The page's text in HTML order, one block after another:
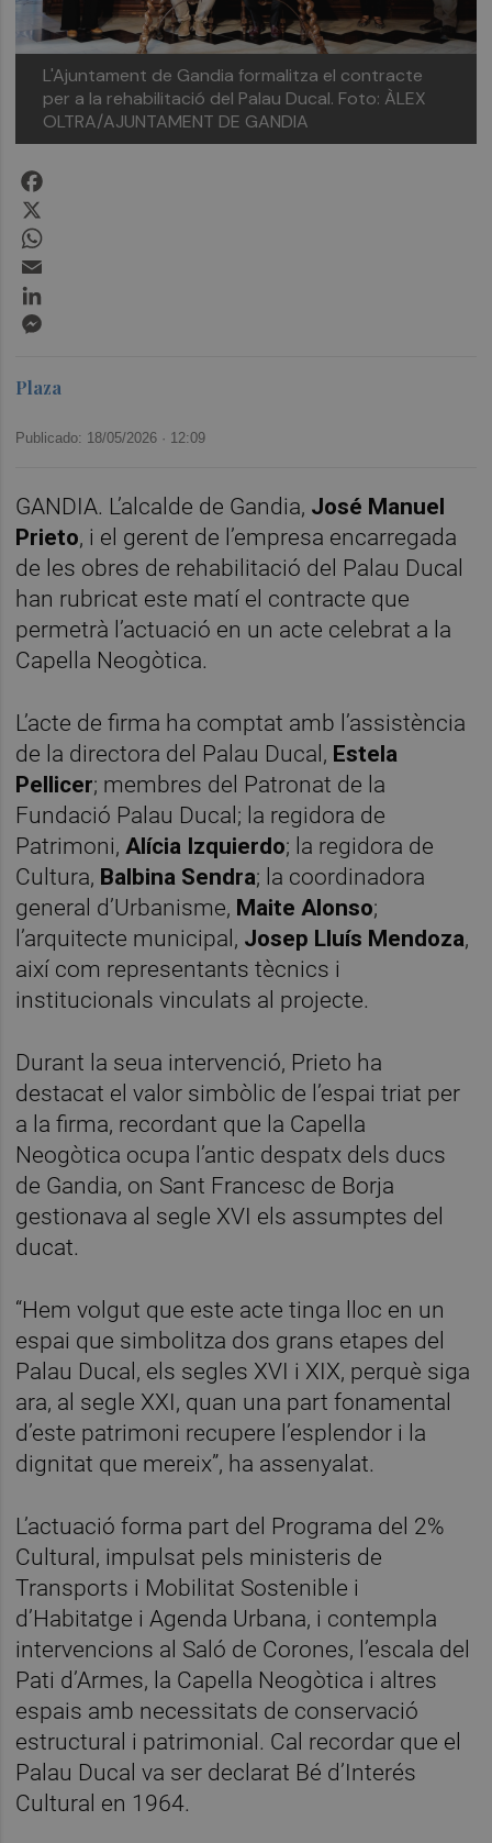
L'Ajuntament de Gandia formalitza el contracte
per a la rehabilitació del Palau Ducal. Foto: ÀLEX
OLTRA/AJUNTAMENT DE GANDIA
Plaza
Publicado: 18/05/2026 · 12:09
GANDIA. L’alcalde de Gandia, José Manuel
Prieto, i el gerent de l’empresa encarregada
de les obres de rehabilitació del Palau Ducal
han rubricat este matí el contracte que
permetrà l’actuació en un acte celebrat a la
Capella Neogòtica.
L’acte de firma ha comptat amb l’assistència
de la directora del Palau Ducal, Estela
Pellicer; membres del Patronat de la
Fundació Palau Ducal; la regidora de
Patrimoni,Alícia Izquierdo; la regidora de
Cultura, Balbina Sendra; la coordinadora
general d’Urbanisme, Maite Alonso;
l’arquitecte municipal, Josep Lluís Mendoza,
així com representants tècnics i
institucionals vinculats al projecte.
Durant la seua intervenció, Prieto ha
destacat el valor simbòlic de l’espai triat per
a la firma, recordant que la Capella
Neogòtica ocupa l’antic despatx dels ducs
de Gandia, on Sant Francesc de Borja
gestionava al segle XVI els assumptes del
ducat.
“Hem volgut que este acte tinga lloc en un
espai que simbolitza dos grans etapes del
Palau Ducal, els segles XVI i XIX, perquè siga
ara, al segle XXI, quan una part fonamental
d’este patrimoni recupere l’esplendor i la
dignitat que mereix”, ha assenyalat.
L’actuació forma part del Programa del 2%
Cultural, impulsat pels ministeris de
Transports i Mobilitat Sostenible i
d’Habitatge i Agenda Urbana, i contempla
intervencions al Saló de Corones, l’escala del
Pati d’Armes, la Capella Neogòtica i altres
espais amb necessitats de conservació
estructural i patrimonial. Cal recordar que el
Palau Ducal va ser declarat Bé d’Interés
Cultural en 1964.